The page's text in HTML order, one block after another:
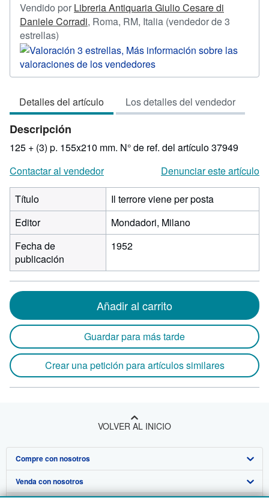
Vendido por Libreria Antiquaria Giulio Cesare di
Daniele Corradi, Roma, RM, Italia (vendedor de 3
estrellas)
del
vendedor:
3
5
estrellas
Detalles del artículo Los detalles del vendedor
Descripción
125 + (3) p. 155x210 mm. N° de ref. del artículo 37949
Contactar al vendedor
Denunciar este artículo
Título
Il terrore viene per posta
Editor
Mondadori, Milano
Fecha de
publicación
1952
Añadir al carrito
Guardar para más tarde
Crear una petición para artículos similares
VOLVER AL INICIO
Compre con nosotros
Búsqueda avanzada
Venda con nosotros